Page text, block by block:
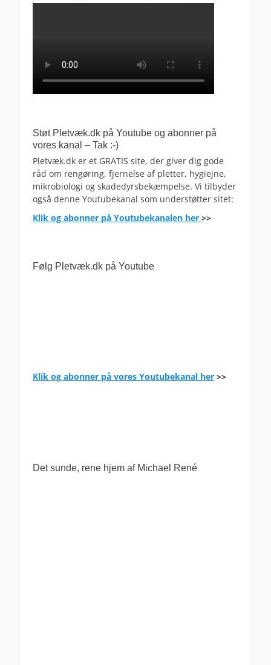
Støt Pletvæk.dk på Youtube og abonner på
vores kanal – Tak :-)
Pletvæk.dk er et GRATIS site, der giver dig gode
råd om rengøring, fjernelse af pletter, hygiejne,
mikrobiologi og skadedyrsbekæmpelse. Vi tilbyder
også denne Youtubekanal som understøtter sitet:
Klik og abonner på Youtubekanalen her >>
Følg Pletvæk.dk på Youtube
Klik og abonner på vores Youtubekanal her >>
Det sunde, rene hjem af Michael René